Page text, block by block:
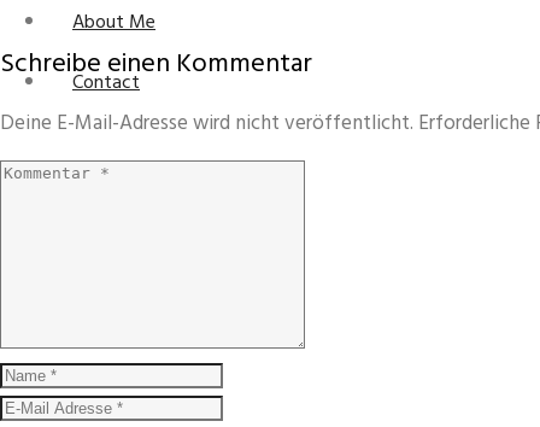
About Me
Contact
Schreibe einen Kommentar
Deine E-Mail-Adresse wird nicht veröffentlicht.